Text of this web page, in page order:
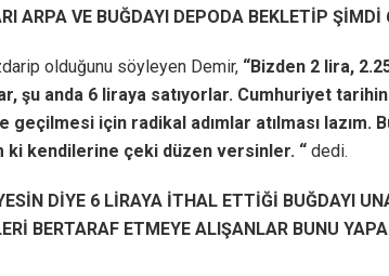
ARPA VE BUĞDAYI DEPODA BEKLETİP
olduğunu söyleyen Demir, “Bizden 2 lira,
şu anda 6 liraya satıyorlar. Cumhuriyet
geçilmesi için radikal adımlar atılması lazım.
ki kendilerine çeki düzen versinler. “ dedi.
DİYE 6 LİRAYA İTHAL ETTİĞİ BUĞDAYI
BERTARAF ETMEYE ALIŞANLAR BUNU